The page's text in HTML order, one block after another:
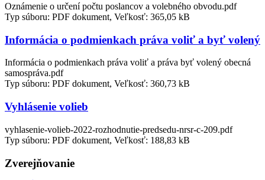
Oznámenie o určení počtu poslancov a volebného obvodu.pdf
Typ súboru: PDF dokument, Veľkosť: 365,05 kB
Informácia o podmienkach práva voliť a byť volený
Informácia o podmienkach práva voliť a práva byť volený obecná
samospráva.pdf
Typ súboru: PDF dokument, Veľkosť: 360,73 kB
Vyhlásenie volieb
vyhlasenie-volieb-2022-rozhodnutie-predsedu-nrsr-c-209.pdf
Typ súboru: PDF dokument, Veľkosť: 188,83 kB
Zverejňovanie